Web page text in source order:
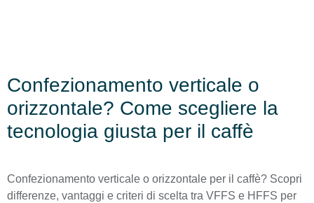
Confezionamento verticale o
orizzontale? Come scegliere la
tecnologia giusta per il caffè
Confezionamento verticale o orizzontale per il caffè? Scopri
differenze, vantaggi e criteri di scelta tra VFFS e HFFS per